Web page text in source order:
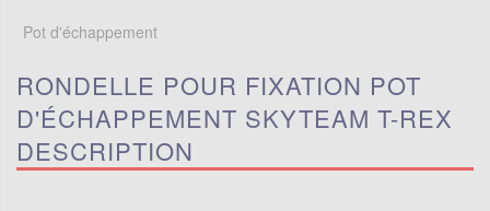
Pot d'échappement
RONDELLE POUR FIXATION POT
D'ÉCHAPPEMENT SKYTEAM T-REX
DESCRIPTION